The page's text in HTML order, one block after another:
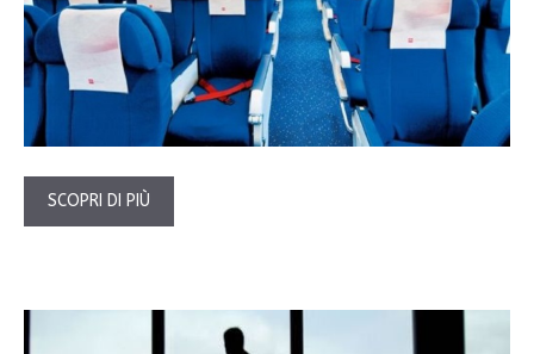
SCOPRI DI PIÙ